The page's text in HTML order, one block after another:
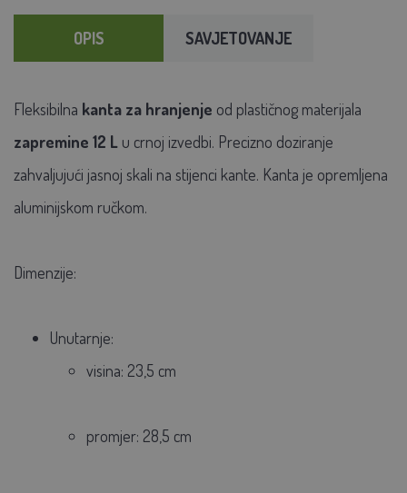
OPIS SAVJETOVANJE
Fleksibilna kanta za hranjenje od plastičnog materijala
zapremine 12 L u crnoj izvedbi. Precizno doziranje
zahvaljujući jasnoj skali na stijenci kante. Kanta je opremljena
aluminijskom ručkom.
Dimenzije:
Unutarnje:
visina: 23,5 cm
promjer: 28,5 cm